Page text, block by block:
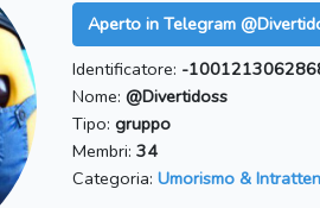
Aperto in Telegram
Identificatore: -
Nome: @Divertidoss
Tipo: gruppo
Membri: 34
Categoria: Umorismo &